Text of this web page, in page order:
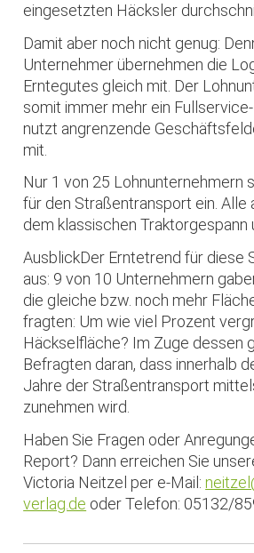
eingesetzten Häcksler
Damit aber noch nicht genug:
Unternehmer übernehmen die
Erntegutes gleich mit. Der
somit immer mehr ein
nutzt angrenzende
mit.
Nur 1 von 25 Lohnunternehmern
für den Straßentransport ein. Alle
dem klassischen Traktorgespann
AusblickDer Erntetrend für diese
aus: 9 von 10 Unternehmern
die gleiche bzw. noch mehr
fragten: Um wie viel Prozent
Häckselfläche? Im Zuge dessen
Befragten daran, dass innerhalb
Jahre der Straßentransport
zunehmen wird.
Haben Sie Fragen oder
Report? Dann erreichen Sie
Victoria Neitzel per e-Mail:
verlag.de oder Telefon: 05132/